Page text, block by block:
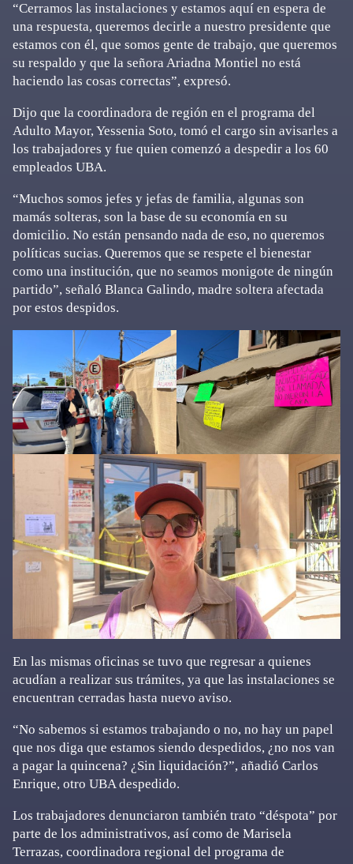
“Cerramos las instalaciones y estamos aquí en espera de
una respuesta, queremos decirle a nuestro presidente que
estamos con él, que somos gente de trabajo, que queremos
su respaldo y que la señora Ariadna Montiel no está
haciendo las cosas correctas”, expresó.
Dijo que la coordinadora de región en el programa del
Adulto Mayor, Yessenia Soto, tomó el cargo sin avisarles a
los trabajadores y fue quien comenzó a despedir a los 60
empleados UBA.
“Muchos somos jefes y jefas de familia, algunas son
mamás solteras, son la base de su economía en su
domicilio. No están pensando nada de eso, no queremos
políticas sucias. Queremos que se respete el bienestar
como una institución, que no seamos monigote de ningún
partido”, señaló Blanca Galindo, madre soltera afectada
por estos despidos.
En las mismas oficinas se tuvo que regresar a quienes
acudían a realizar sus trámites, ya que las instalaciones se
encuentran cerradas hasta nuevo aviso.
“No sabemos si estamos trabajando o no, no hay un papel
que nos diga que estamos siendo despedidos, ¿no nos van
a pagar la quincena? ¿Sin liquidación?”, añadió Carlos
Enrique, otro UBA despedido.
Los trabajadores denunciaron también trato “déspota” por
parte de los administrativos, así como de Marisela
Terrazas, coordinadora regional del programa de